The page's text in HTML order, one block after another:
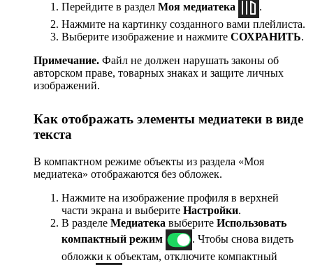
Перейдите в раздел Моя медиатека
.
Нажмите на картинку созданного вами плейлиста.
Выберите изображение и нажмите СОХРАНИТЬ.
Примечание. Файл не должен нарушать законы об
авторском праве, товарных знаках и защите личных
изображений.
Как отображать элементы медиатеки в виде
текста
В компактном режиме объекты из раздела «Моя
медиатека» отображаются без обложек.
Нажмите на изображение профиля в верхней
части экрана и выберите Настройки.
В разделе Медиатека выберите Использовать
компактный режим
. Чтобы снова видеть
обложки к объектам, отключите компактный